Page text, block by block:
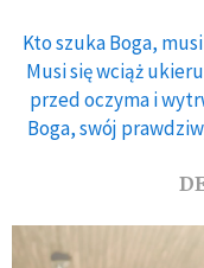
Kto szuka Boga,
Musi się wciąż
przed oczyma i
Boga, swój